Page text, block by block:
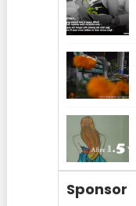
Sponsor